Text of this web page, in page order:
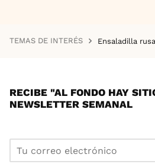
TEMAS DE INTERÉS Ensaladilla rusa
RECIBE "AL FONDO HAY
NEWSLETTER SEMANAL